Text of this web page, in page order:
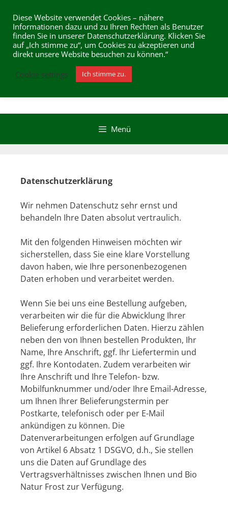
Inhalt
springen
Bio Natur Frost
Bio-Qualität frei Haus
Menü
Datenschutzerklärung
Wir nehmen Datenschutz sehr ernst und
behandeln Ihre Daten absolut vertraulich.
Mit den folgenden Hinweisen möchten wir
sicherstellen, dass Sie eine klare Vorstellung
davon haben, wie Ihre personenbezogenen
Daten erhoben und verarbeitet werden.
Wenn Sie bei uns eine Bestellung aufgeben,
verarbeiten wir die für die Abwicklung Ihrer
Belieferung erforderlichen Daten. Hierzu zählen
neben den von Ihnen bestellen Produkten, Ihr
Name, Ihre Anschrift, ggf. Ihr Liefertermin und
ggf. Ihre Kontodaten. Zudem verarbeiten wir
Ihre Anschrift und Ihre Telefon- bzw.
Mobilfunknummer und/oder Ihre Email-Adresse,
um Ihnen Ihrer Belieferungstermin per
Postkarte, telefonisch oder per E-Mail
ankündigen zu können. Die
Datenverarbeitungen erfolgen auf Grundlage
von Artikel 6 Absatz 1 DSGVO, d.h., Sie stellen
uns die Daten auf Grundlage des
Vertragsverhältnisses zwischen Ihnen und Bio
Natur Frost zur Verfügung.
Diese Website verwendet Cookies – nähere
Informationen dazu und zu Ihren Rechten als Benutzer
finden Sie in unserer Datenschutzerklärung. Klicken Sie
auf „Ich stimme zu“, um Cookies zu akzeptieren und
direkt unsere Website besuchen zu können.“
Cookie settings
Ich stimme zu.